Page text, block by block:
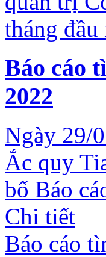
Báo cáo
2022
Ngày 29/
Ắc quy
bố Báo
Chi tiết
Báo cáo